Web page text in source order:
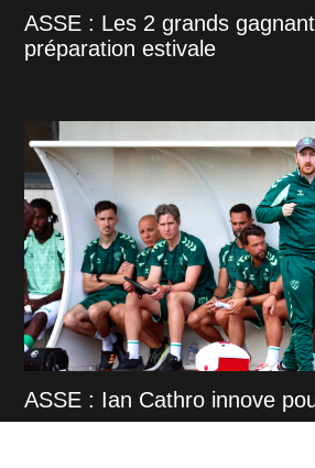
ASSE : Les 2 grands
préparation estivale
ASSE : Ian Cathro innove